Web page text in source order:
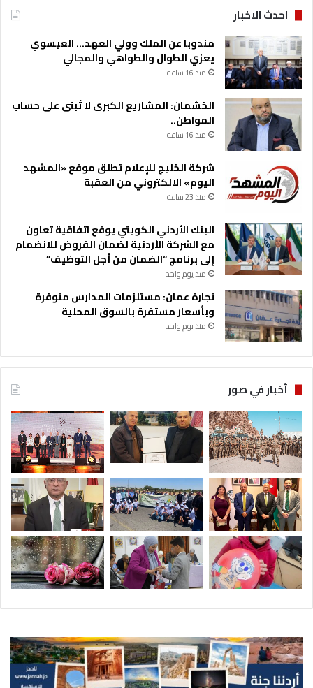
احدث الاخبار
مندوبا عن الملك وولي العهد… العيسوي
يعزي الطوال والطواهي والمجالي
منذ 16 ساعة
الخشمان: المشاريع الكبرى لا تُبنى على حساب
المواطن..
منذ 16 ساعة
شركة الخليج للإعلام تطلق موقع «المشهد
اليوم» الالكتروني من العقبة
منذ 23 ساعة
البنك الأردني الكويتي يوقع اتفاقية تعاون
مع الشركة الأردنية لضمان القروض للانضمام
إلى برنامج “الضمان من أجل التوظيف”
منذ يوم واحد
تجارة عمان: مستلزمات المدارس متوفرة
وبأسعار مستقرة بالسوق المحلية
منذ يوم واحد
أخبار في صور